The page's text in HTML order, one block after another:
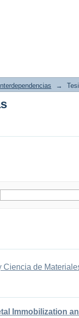
Interdependencias →
Ciencia de
Immobilization